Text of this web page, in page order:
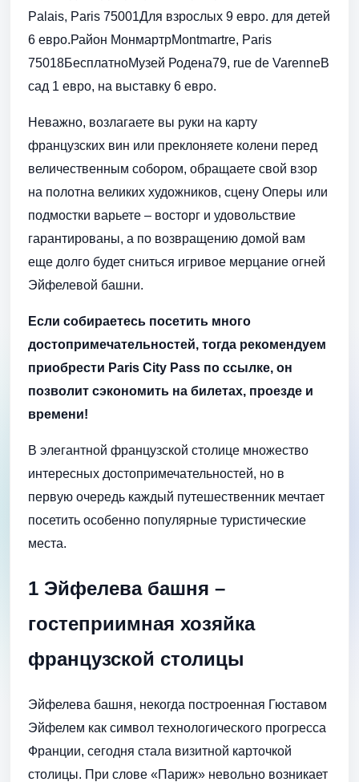
Palais, Paris 75001Для взрослых 9 евро. для детей
6 евро.Район МонмартрMontmartre, Paris
75018БесплатноМузей Родена79, rue de VarenneВ
сад 1 евро, на выставку 6 евро.
Неважно, возлагаете вы руки на карту
французских вин или преклоняете колени перед
величественным собором, обращаете свой взор
на полотна великих художников, сцену Оперы или
подмостки варьете – восторг и удовольствие
гарантированы, а по возвращению домой вам
еще долго будет сниться игривое мерцание огней
Эйфелевой башни.
Если собираетесь посетить много
достопримечательностей, тогда рекомендуем
приобрести Paris City Pass по ссылке, он
позволит сэкономить на билетах, проезде и
времени!
В элегантной французской столице множество
интересных достопримечательностей, но в
первую очередь каждый путешественник мечтает
посетить особенно популярные туристические
места.
1 Эйфелева башня –
гостеприимная хозяйка
французской столицы
Эйфелева башня, некогда построенная Гюставом
Эйфелем как символ технологического прогресса
Франции, сегодня стала визитной карточкой
столицы. При слове «Париж» невольно возникает